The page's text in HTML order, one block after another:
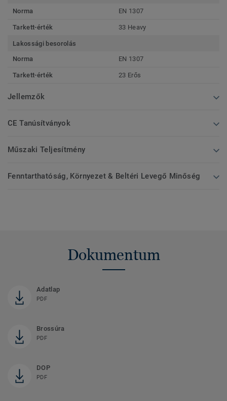
Norma
EN 1307
Tarkett-érték 33 Heavy
Lakossági besorolás
Norma
EN 1307
Tarkett-érték 23 Erős
Jellemzők
CE Tanúsítványok
Műszaki Teljesítmény
Fenntarthatóság, Környezet & Beltéri Levegő Minőség
Dokumentum
Adatlap
PDF
Brossúra
PDF
DOP
PDF